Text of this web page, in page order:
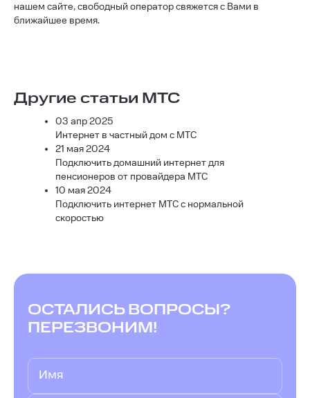
нашем сайте, свободный оператор свяжется с Вами в
ближайшее время.
Другие статьи МТС
03 апр 2025
Интернет в частный дом с МТС
21 мая 2024
Подключить домашний интернет для
пенсионеров от провайдера МТС
10 мая 2024
Подключить интернет МТС с нормальной
скоростью
ОСТАЛИСЬ ВОПРОСЫ?
ПЕРЕЗВОНИМ!